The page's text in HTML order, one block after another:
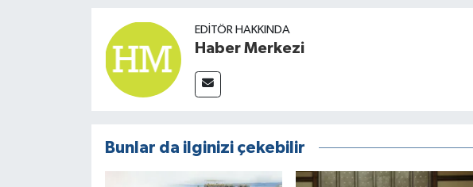
EDITÖR HAKKINDA
Haber Merkezi
Bunlar da ilginizi çekebilir